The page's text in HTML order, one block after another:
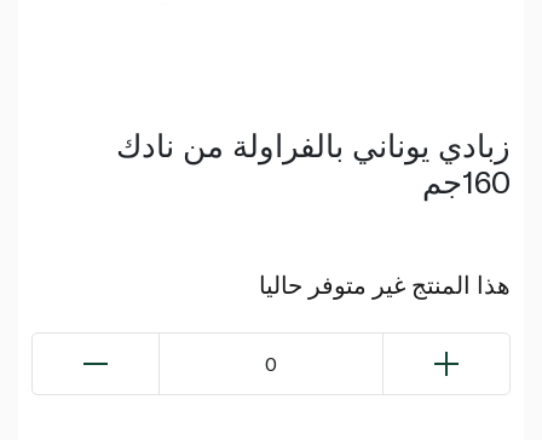
زبادي يوناني بالفراولة من نادك
160جم
هذا المنتج غير متوفر حاليا
0